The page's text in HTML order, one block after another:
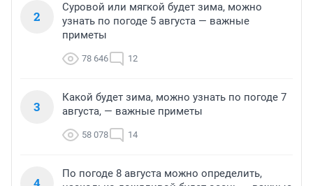
2
Суровой или мягкой будет зима, можно
узнать по погоде 5 августа — важные
приметы
78 646 12
3
Какой будет зима, можно узнать по погоде 7
августа, — важные приметы
58 078 14
По погоде 8 августа можно определить,